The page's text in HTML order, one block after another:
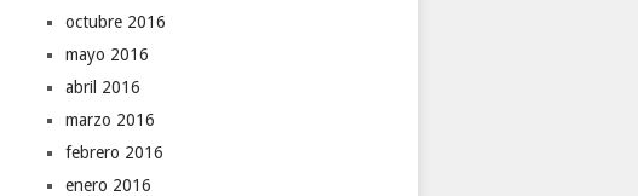
octubre 2016
mayo 2016
abril 2016
marzo 2016
febrero 2016
enero 2016